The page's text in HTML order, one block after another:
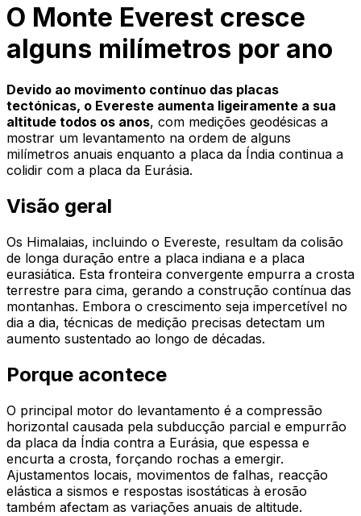
O Monte Everest cresce
alguns milímetros por ano
Devido ao movimento contínuo das placas
tectónicas, o Evereste aumenta ligeiramente a sua
altitude todos os anos, com medições geodésicas a
mostrar um levantamento na ordem de alguns
milímetros anuais enquanto a placa da Índia continua a
colidir com a placa da Eurásia.
Visão geral
Os Himalaias, incluindo o Evereste, resultam da colisão
de longa duração entre a placa indiana e a placa
eurasiática. Esta fronteira convergente empurra a crosta
terrestre para cima, gerando a construção contínua das
montanhas. Embora o crescimento seja impercetível no
dia a dia, técnicas de medição precisas detectam um
aumento sustentado ao longo de décadas.
Porque acontece
O principal motor do levantamento é a compressão
horizontal causada pela subducção parcial e empurrão
da placa da Índia contra a Eurásia, que espessa e
encurta a crosta, forçando rochas a emergir.
Ajustamentos locais, movimentos de falhas, reacção
elástica a sismos e respostas isostáticas à erosão
também afectam as variações anuais de altitude.